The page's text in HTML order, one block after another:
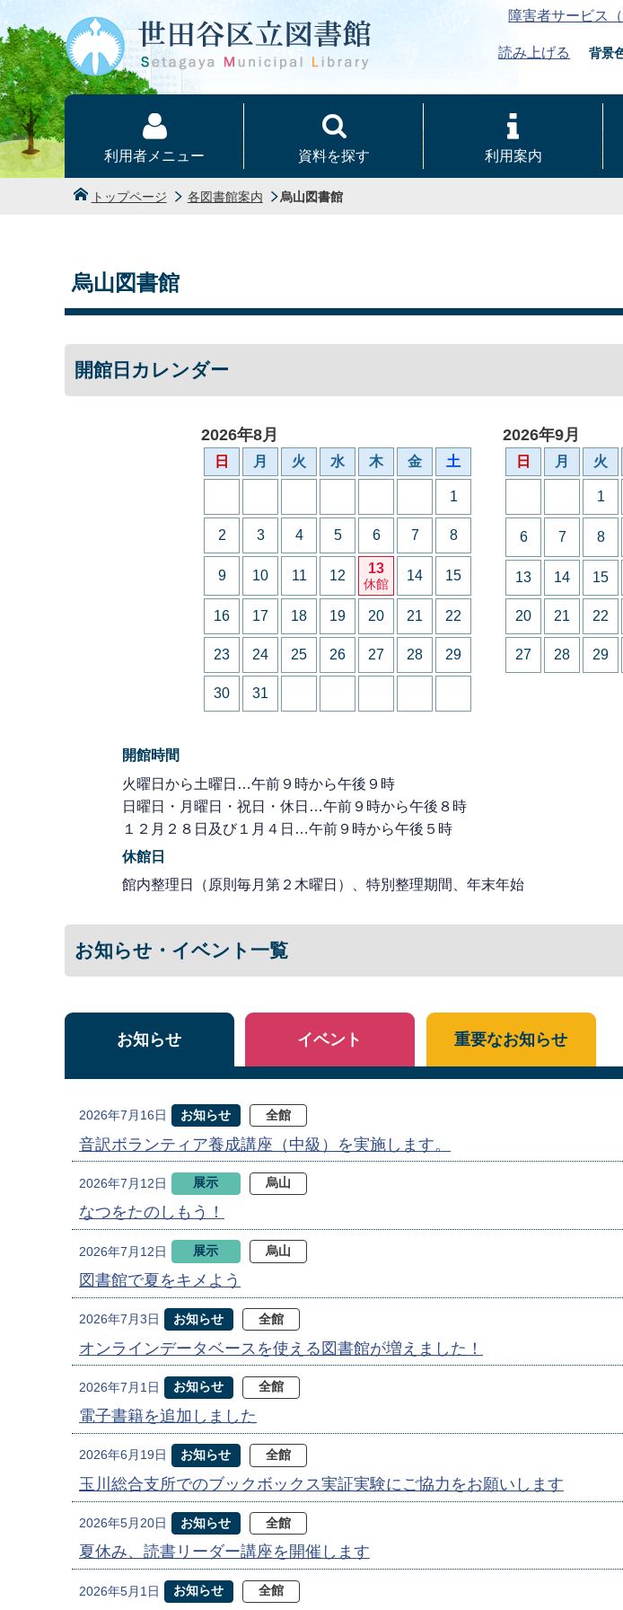
本文へ
障害者サービス
読み上げる 背景
利用者メニュー 資料を探す 利用案内
トップページ 各図書館案内 烏山図書館
烏山図書館
開館日カレンダー
2026年8月
日 月 火 水 木 金 土
1
2 3 4 5 6 7 8
9 10 11 12 13
休館
14 15
16 17 18 19 20 21 22
23 24 25 26 27 28 29
30 31
2026年9月
日 月 火
1
6 7 8
13 14 15
20 21 22
27 28 29
開館時間
火曜日から土曜日…午前９時から午後９時
日曜日・月曜日・祝日・休日…午前９時から午後８時
１２月２８日及び１月４日…午前９時から午後５時
休館日
館内整理日（原則毎月第２木曜日）、特別整理期間、年末年始
お知らせ・イベント一覧
お知らせ
2026年7月16日 お知らせ 全館
音訳ボランティア養成講座（中級）を実施します。
2026年7月12日 展示 烏山
なつをたのしもう！
2026年7月12日 展示 烏山
図書館で夏をキメよう
2026年7月3日 お知らせ 全館
オンラインデータベースを使える図書館が増えました！
2026年7月1日 お知らせ 全館
電子書籍を追加しました
2026年6月19日 お知らせ 全館
玉川総合支所でのブックボックス実証実験にご協力をお願いします
2026年5月20日 お知らせ 全館
夏休み、読書リーダー講座を開催します
2026年5月1日 お知らせ 全館
イベント 重要なお知らせ